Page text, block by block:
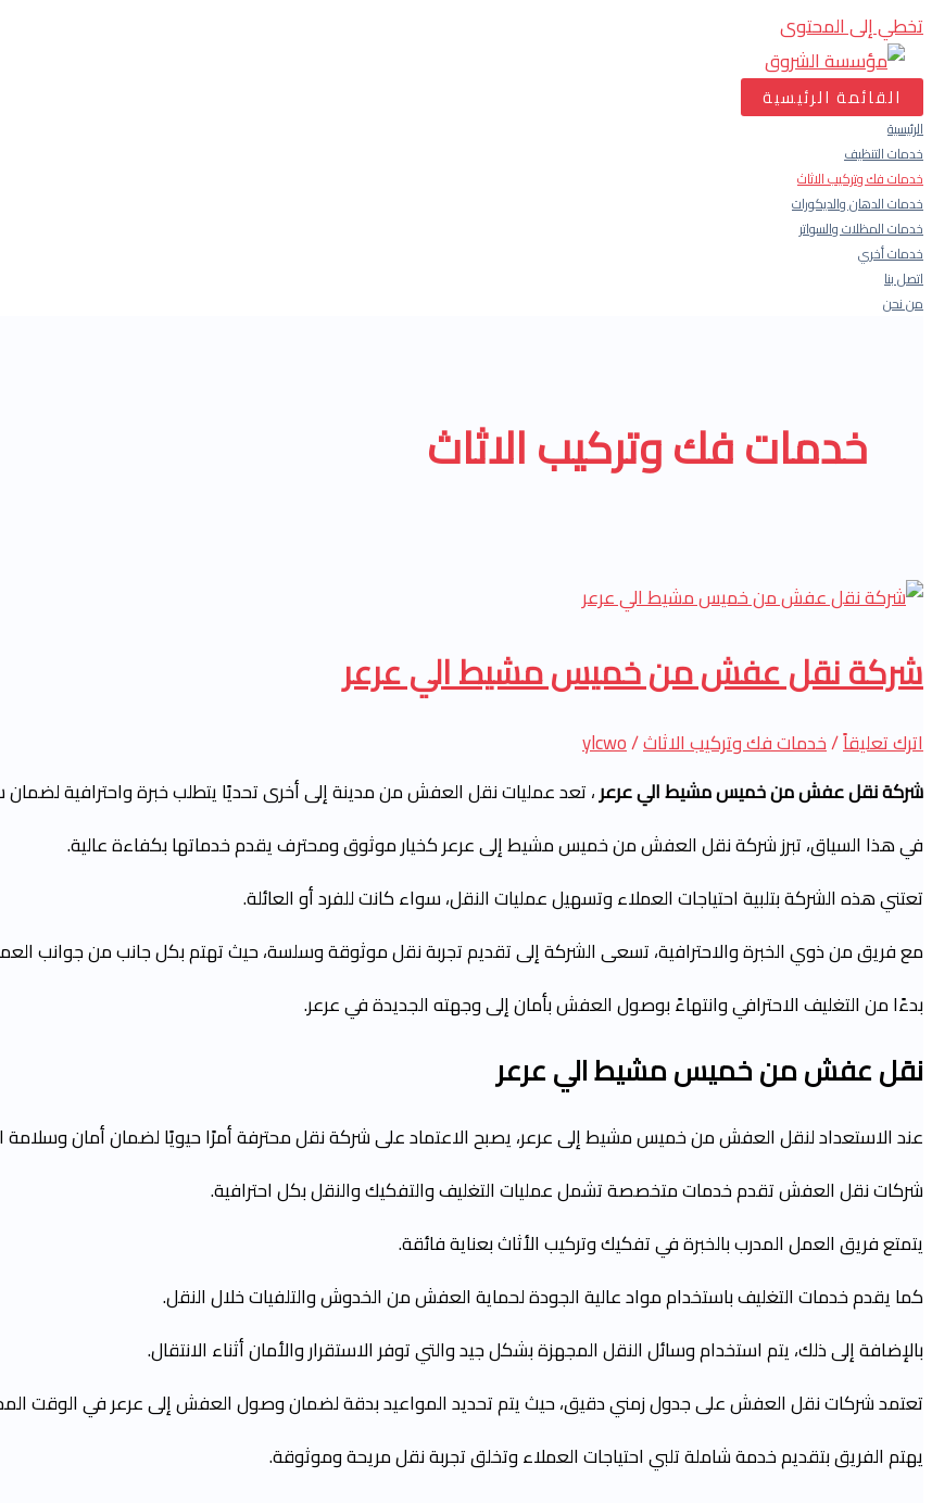
تخطي إلى المحتوى
القائمة الرئيسية
الرئيسية
خدمات التنظيف
خدمات فك وتركيب الاثاث
خدمات الدهان والديكورات
خدمات المظلات والسواتر
خدمات أخري
اتصل بنا
من نحن
خدمات فك وتركيب الاثاث
شركة نقل عفش من خميس مشيط الي عرعر
اترك تعليقاً/خدمات فك وتركيب الاثاث/
ylcwo
شركة نقل عفش من خميس مشيط الي عرعر، تعد عمليات نقل العفش من مدينة إلى أخرى تحديًا يتطلب خبرة واحترافية لضمان
في هذا السياق، تبرز شركة نقل العفش من خميس مشيط إلى عرعر كخيار موثوق ومحترف يقدم خدماتها بكفاءة عالية.
تعتني هذه الشركة بتلبية احتياجات العملاء وتسهيل عمليات النقل، سواء كانت للفرد أو العائلة.
مع فريق من ذوي الخبرة والاحترافية، تسعى الشركة إلى تقديم تجربة نقل موثوقة وسلسة، حيث تهتم بكل جانب من جوانب
بدءًا من التغليف الاحترافي وانتهاءً بوصول العفش بأمان إلى وجهته الجديدة في عرعر.
نقل عفش من خميس مشيط الي عرعر
عند الاستعداد لنقل العفش من خميس مشيط إلى عرعر، يصبح الاعتماد على شركة نقل محترفة أمرًا حيويًا لضمان أمان وسلامة
شركات نقل العفش تقدم خدمات متخصصة تشمل عمليات التغليف والتفكيك والنقل بكل احترافية.
يتمتع فريق العمل المدرب بالخبرة في تفكيك وتركيب الأثاث بعناية فائقة.
كما يقدم خدمات التغليف باستخدام مواد عالية الجودة لحماية العفش من الخدوش والتلفيات خلال النقل.
بالإضافة إلى ذلك، يتم استخدام وسائل النقل المجهزة بشكل جيد والتي توفر الاستقرار والأمان أثناء الانتقال.
تعتمد شركات نقل العفش على جدول زمني دقيق، حيث يتم تحديد المواعيد بدقة لضمان وصول العفش إلى عرعر في الوقت
يهتم الفريق بتقديم خدمة شاملة تلبي احتياجات العملاء وتخلق تجربة نقل مريحة وموثوقة.